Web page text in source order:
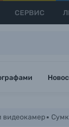
СЕРВИС
видеокамер